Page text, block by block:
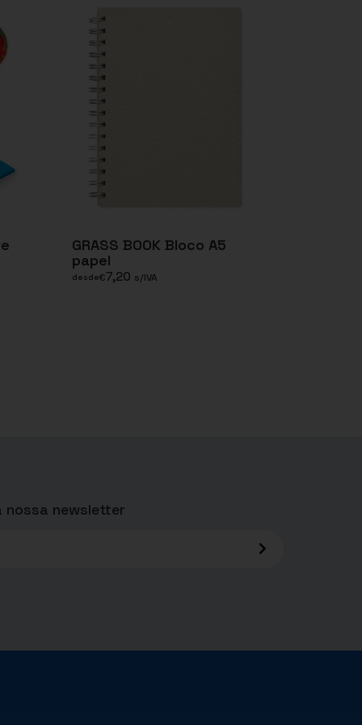
GRASS BOOK Bloco A5
papel
desde€7,20 s/IVA
nossa newsletter